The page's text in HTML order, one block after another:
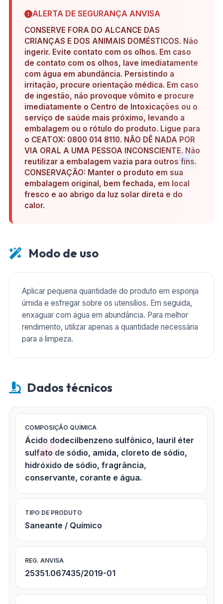
ALERTA DE SEGURANÇA ANVISA
CONSERVE FORA DO ALCANCE DAS
CRIANÇAS E DOS ANIMAIS DOMÉSTICOS. Não
ingerir. Evite contato com os olhos. Em caso
de contato com os olhos, lave imediatamente
com água em abundância. Persistindo a
irritação, procure orientação médica. Em caso
de ingestão, não provoque vômito e procure
imediatamente o Centro de Intoxicações ou o
serviço de saúde mais próximo, levando a
embalagem ou o rótulo do produto. Ligue para
o CEATOX: 0800 014 8110. NÃO DÊ NADA POR
VIA ORAL A UMA PESSOA INCONSCIENTE. Não
reutilizar a embalagem vazia para outros fins.
CONSERVAÇÃO: Manter o produto em sua
embalagem original, bem fechada, em local
fresco e ao abrigo da luz solar direta e do
calor.
Modo de uso
Aplicar pequena quantidade do produto em esponja
úmida e esfregar sobre os utensílios. Em seguida,
enxaguar com água em abundância. Para melhor
rendimento, utilizar apenas a quantidade necessária
para a limpeza.
Dados técnicos
COMPOSIÇÃO QUÍMICA
Ácido dodecilbenzeno sulfônico, lauril éter
sulfato de sódio, amida, cloreto de sódio,
hidróxido de sódio, fragrância,
conservante, corante e água.
TIPO DE PRODUTO
Saneante / Químico
REG. ANVISA
25351.067435/2019-01